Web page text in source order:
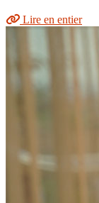
Lire en entier